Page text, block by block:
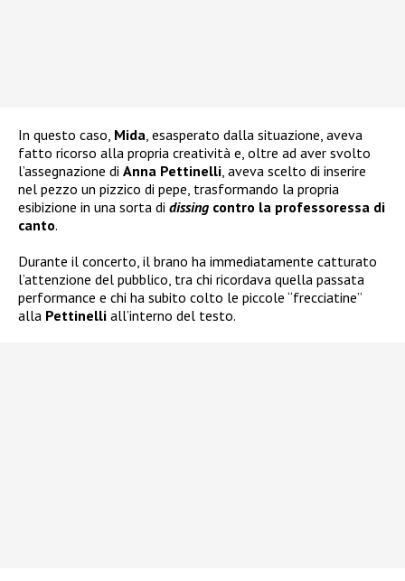
In questo caso, Mida , esasperato dalla situazione, aveva
fatto ricorso alla propria creatività e, oltre ad aver svolto
l’assegnazione di Anna Pettinelli , aveva scelto di inserire
nel pezzo un pizzico di pepe, trasformando la propria
esibizione in una sorta di dissing contro la professoressa di
canto.
Durante il concerto, il brano ha immediatamente catturato
l’attenzione del pubblico, tra chi ricordava quella passata
performance e chi ha subito colto le piccole “frecciatine”
alla Pettinelli all’interno del testo.